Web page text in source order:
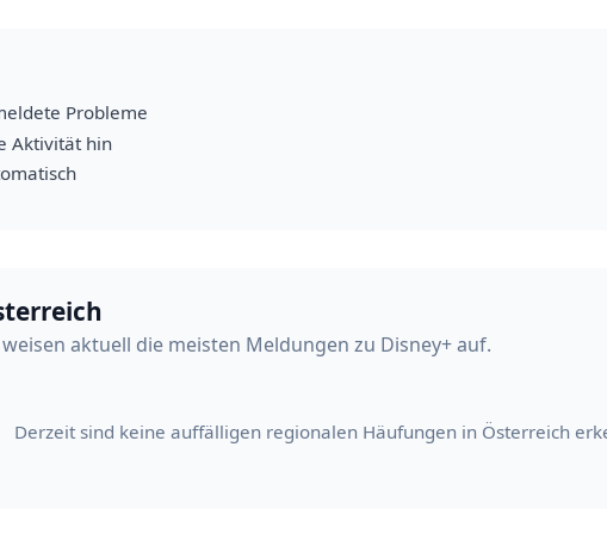
Probleme
Aktivität hin
aktuell die meisten Meldungen zu Disney+ auf.
Derzeit sind keine auffälligen regionalen Häufungen in Österreich